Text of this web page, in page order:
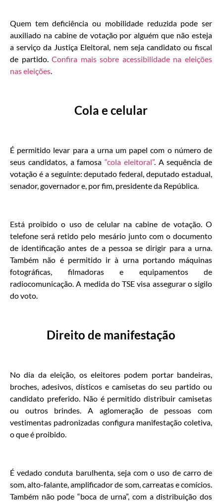
Quem tem deficiência ou mobilidade reduzida pode ser
auxiliado na cabine de votação por alguém que não esteja
a serviço da Justiça Eleitoral, nem seja candidato ou fiscal
de partido.Confira mais sobre acessibilidade na eleições
nas eleições.
Cola e celular
É permitido levar para a urna um papel com o número de
seus candidatos, a famosa “cola eleitoral”. A sequência de
votação é a seguinte: deputado federal, deputado estadual,
senador, governador e, por fim, presidente da República.
Está proibido o uso de celular na cabine de votação. O
telefone será retido pelo mesário junto com o documento
de identificação antes de a pessoa se dirigir para a urna.
Também não é permitido ir à urna portando máquinas
fotográficas, filmadoras e equipamentos de
radiocomunicação. A medida do TSE visa assegurar o sigilo
do voto.
Direito de manifestação
No dia da eleição, os eleitores podem portar bandeiras,
broches, adesivos, dísticos e camisetas do seu partido ou
candidato preferido. Não é permitido distribuir camisetas
ou outros brindes. A aglomeração de pessoas com
vestimentas padronizadas configura manifestação coletiva,
o que é proibido.
É vedado conduta barulhenta, seja com o uso de carro de
som, alto-falante, amplificador de som, carreatas e comícios.
Também não pode “boca de urna”, com a distribuição dos